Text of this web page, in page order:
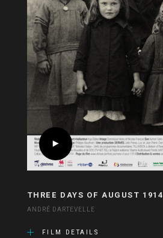
THREE DAYS OF AUGUST 1914
ANDRÉ DARTEVELLE
FILM DETAILS